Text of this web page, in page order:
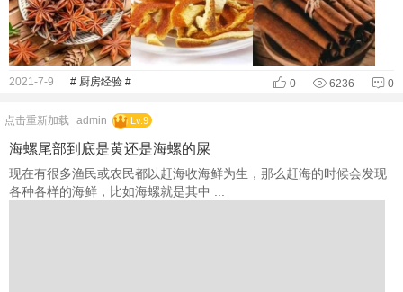
2021-7-9 # 厨房经验 # 0 6236 0
点击重新加载 admin Lv.9
海螺尾部到底是黄还是海螺的屎
现在有很多渔民或农民都以赶海收海鲜为生，那么赶海的时候会发现
各种各样的海鲜，比如海螺就是其中 ...